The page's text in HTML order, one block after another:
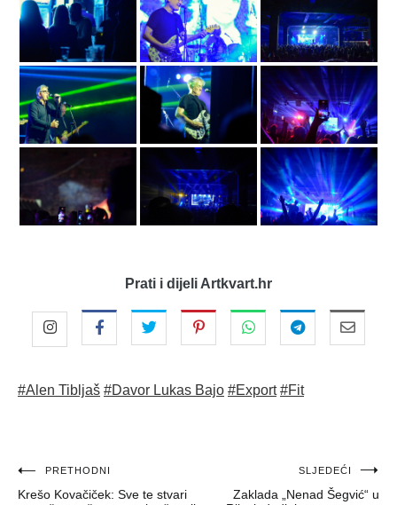
Prati i dijeli Artkvart.hr
#Alen Tibljaš #Davor Lukas Bajo #Export #Fit
Navigacija
PRETHODNI
Krešo Kovačiček: Sve te stvari
SLJEDEĆI
Zaklada „Nenad Šegvić“ u